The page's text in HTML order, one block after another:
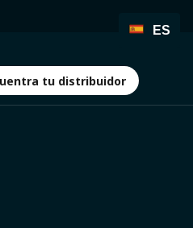
tu distribuidor
tu distribuidor
ES